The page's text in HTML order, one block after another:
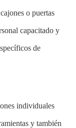
o puertas
capacitado y
de
individuales
y también